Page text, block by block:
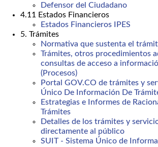
Defensor del Ciudadano
4.11 Estados Financieros
Estados Financieros IPES
5. Trámites
Normativa que sustenta el
Trámites, otros procedimientos
consultas de acceso a
(Procesos)
Portal GOV.CO de trámites y
Único De Información De
Estrategias e Informes de
Trámites
Detalles de los trámites y
directamente al público
SUIT - Sistema Único de